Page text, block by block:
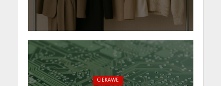
CIEKAWE